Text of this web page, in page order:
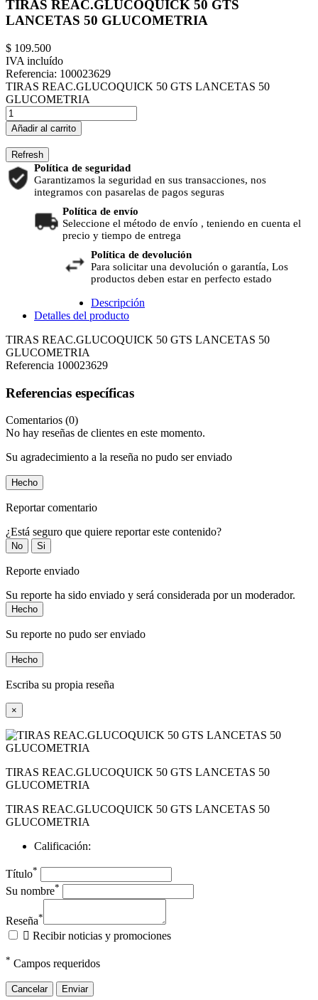
TIRAS REAC.GLUCOQUICK 50 GTS
LANCETAS 50 GLUCOMETRIA
$ 109.500
IVA incluído
Referencia: 100023629
TIRAS REAC.GLUCOQUICK 50 GTS LANCETAS 50
GLUCOMETRIA
Añadir al carrito
Política de seguridad
Garantizamos la seguridad en sus transacciones, nos
integramos con pasarelas de pagos seguras
Política de envío
Seleccione el método de envío , teniendo en cuenta el
precio y tiempo de entrega
Política de devolución
Para solicitar una devolución o garantía, Los
productos deben estar en perfecto estado
Descripción
Detalles del producto
TIRAS REAC.GLUCOQUICK 50 GTS LANCETAS 50
GLUCOMETRIA
Referencia 100023629
Referencias específicas
Comentarios (0)
No hay reseñas de clientes en este momento.
Su agradecimiento a la reseña no pudo ser enviado
Hecho
Reportar comentario
¿Está seguro que quiere reportar este contenido?
No Si
Reporte enviado
Su reporte ha sido enviado y será considerada por un moderador.
Hecho
Su reporte no pudo ser enviado
Hecho
Escriba su propia reseña
×
TIRAS REAC.GLUCOQUICK 50 GTS LANCETAS 50
GLUCOMETRIA
TIRAS REAC.GLUCOQUICK 50 GTS LANCETAS 50
GLUCOMETRIA
Calificación:
Título*
Su nombre*
Reseña*
 Recibir noticias y promociones
* Campos requeridos
Cancelar Enviar